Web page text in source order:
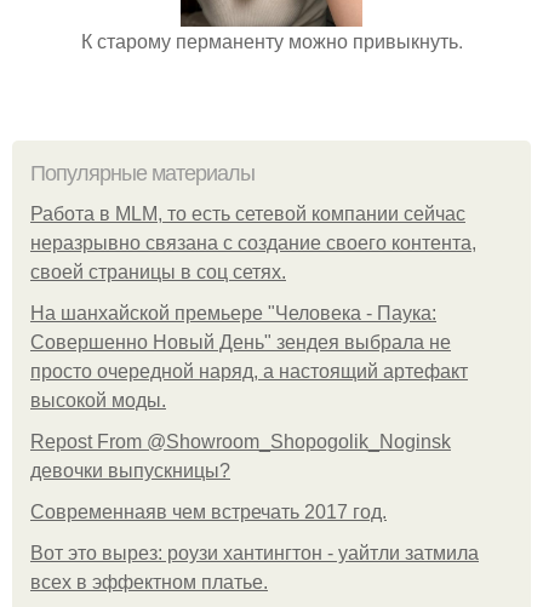
К старому перманенту можно привыкнуть.
Популярные материалы
Работа в MLM, то есть сетевой компании сейчас
неразрывно связана с создание своего контента,
своей страницы в соц сетях.
На шанхайской премьере "Человека - Паука:
Совершенно Новый День" зендея выбрала не
просто очередной наряд, а настоящий артефакт
высокой моды.
Repost From @Showroom_Shopogolik_Noginsk
девочки выпускницы?
Современнаяв чем встречать 2017 год.
Вот это вырез: роузи хантингтон - уайтли затмила
всех в эффектном платьe.